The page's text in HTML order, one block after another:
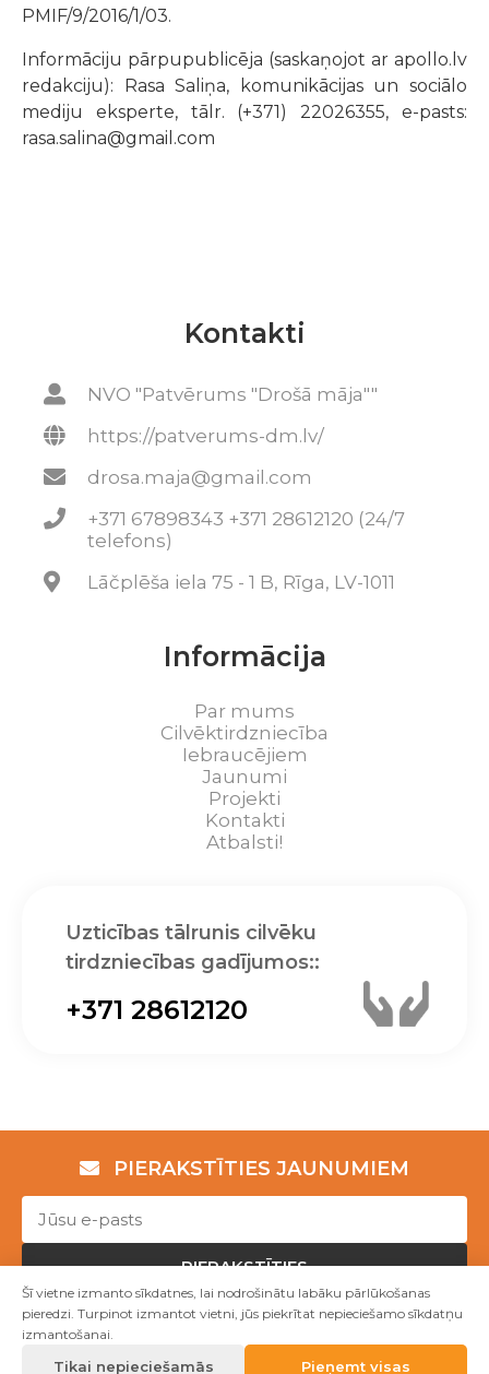
PMIF/9/2016/1/03.
Informāciju pārpupublicēja (saskaņojot ar apollo.lv
redakciju): Rasa Saliņa, komunikācijas un sociālo
mediju eksperte, tālr. (+371) 22026355, e-pasts:
rasa.salina@gmail.com
Kontakti
NVO "Patvērums "Drošā māja""
https://patverums-dm.lv/
drosa.maja@gmail.com
+371 67898343 +371 28612120 (24/7
telefons)
Lāčplēša iela 75 - 1 B, Rīga, LV-1011
Informācija
Par mums
Cilvēktirdzniecība
Iebraucējiem
Jaunumi
Projekti
Kontakti
Atbalsti!
Uzticības tālrunis cilvēku
tirdzniecības gadījumos::
+371 28612120
PIERAKSTĪTIES JAUNUMIEM
PIERAKSTĪTIES
Copyright © NVO "Patvērums "Drošā māja"" 2023
Šī vietne izmanto sīkdatnes, lai nodrošinātu labāku pārlūkošanas
pieredzi. Turpinot izmantot vietni, jūs piekrītat nepieciešamo sīkdatņu
izmantošanai.
Tikai nepieciešamās Pieņemt visas